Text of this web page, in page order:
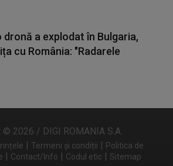
dronă a explodat în Bulgaria,
cu România: "Radarele
© 2026 / DIGI ROMANIA S.A.
| Termeni și condiții | Politica de
| Contact/Info | Codul etic | Sitemap